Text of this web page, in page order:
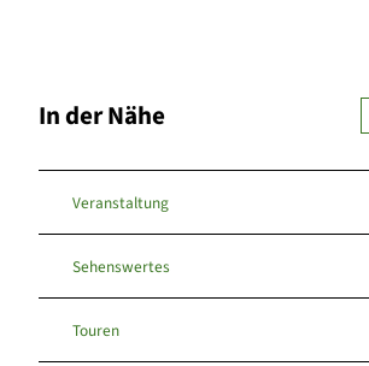
In der Nähe
Veranstaltung
Sehenswertes
Touren